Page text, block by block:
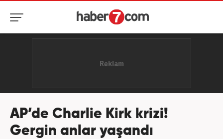
AP’de Charlie Kirk krizi!
Gergin anlar yaşandı